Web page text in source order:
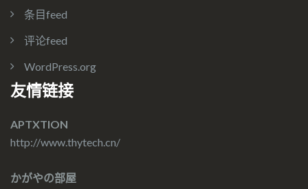
条目feed
评论feed
WordPress.org
友情链接
APTXTION
http://www.thytech.cn/
かがやの部屋